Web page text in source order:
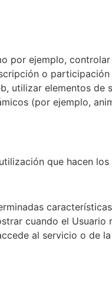
por ejemplo,
o
utilizar elementos de
(por ejemplo,
que hacen los
cuando el Usuario
al servicio o de